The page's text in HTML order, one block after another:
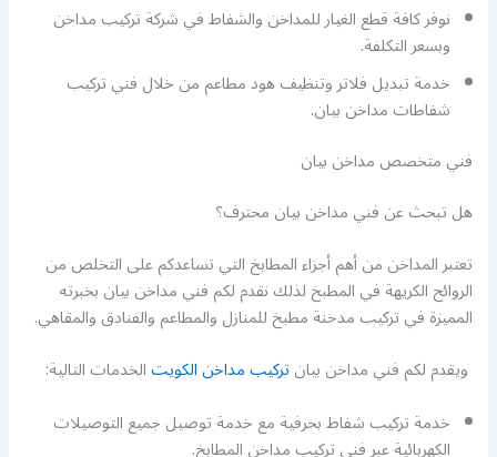
نوفر كافة قطع الغيار للمداخن والشفاط في شركة تركيب مداخن
وبسعر التكلفة.
خدمة تبديل فلاتر وتنظيف هود مطاعم من خلال فني تركيب
شفاطات مداخن بيان.
فني متخصص مداخن بيان
هل تبحث عن فني مداخن بيان محترف؟
تعتبر المداخن من أهم أجزاء المطابخ التي تساعدكم على التخلص من
الروائح الكريهة في المطبخ لذلك نقدم لكم فني مداخن بيان بخبرته
المميزة في تركيب مدخنة مطبخ للمنازل والمطاعم والفنادق والمقاهي.
ويقدم لكم فني مداخن بيانتركيب مداخن الكويتالخدمات التالية:
خدمة تركيب شفاط بحرفية مع خدمة توصيل جميع التوصيلات
الكهربائية عبر فني تركيب مداخن المطابخ.